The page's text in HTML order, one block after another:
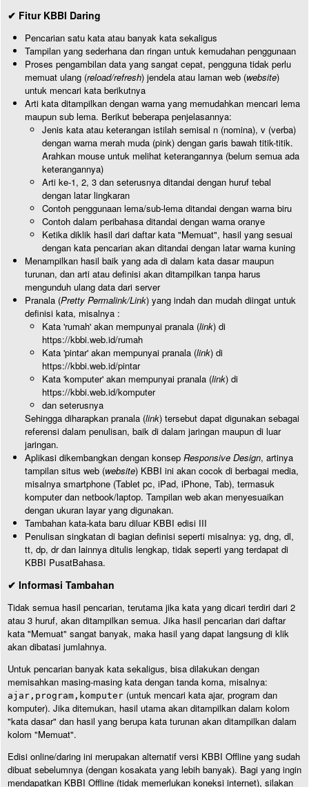
✔ Fitur KBBI Daring
Pencarian satu kata atau banyak kata sekaligus
Tampilan yang sederhana dan ringan untuk kemudahan penggunaan
Proses pengambilan data yang sangat cepat, pengguna tidak perlu
memuat ulang (reload/refresh) jendela atau laman web (website)
untuk mencari kata berikutnya
Arti kata ditampilkan dengan warna yang memudahkan mencari lema
maupun sub lema. Berikut beberapa penjelasannya:
Jenis kata atau keterangan istilah semisal n (nomina), v (verba)
dengan warna merah muda (pink) dengan garis bawah titik-titik.
Arahkan mouse untuk melihat keterangannya (belum semua ada
keterangannya)
Arti ke-1, 2, 3 dan seterusnya ditandai dengan huruf tebal
dengan latar lingkaran
Contoh penggunaan lema/sub-lema ditandai dengan warna biru
Contoh dalam peribahasa ditandai dengan warna oranye
Ketika diklik hasil dari daftar kata "Memuat", hasil yang sesuai
dengan kata pencarian akan ditandai dengan latar warna kuning
Menampilkan hasil baik yang ada di dalam kata dasar maupun
turunan, dan arti atau definisi akan ditampilkan tanpa harus
mengunduh ulang data dari server
Pranala (Pretty Permalink/Link) yang indah dan mudah diingat untuk
definisi kata, misalnya :
Kata 'rumah' akan mempunyai pranala (link) di
https://kbbi.web.id/rumah
Kata 'pintar' akan mempunyai pranala (link) di
https://kbbi.web.id/pintar
Kata 'komputer' akan mempunyai pranala (link) di
https://kbbi.web.id/komputer
dan seterusnya
Sehingga diharapkan pranala (link) tersebut dapat digunakan sebagai
referensi dalam penulisan, baik di dalam jaringan maupun di luar
jaringan.
Aplikasi dikembangkan dengan konsep Responsive Design, artinya
tampilan situs web (website) KBBI ini akan cocok di berbagai media,
misalnya smartphone (Tablet pc, iPad, iPhone, Tab), termasuk
komputer dan netbook/laptop. Tampilan web akan menyesuaikan
dengan ukuran layar yang digunakan.
Tambahan kata-kata baru diluar KBBI edisi III
Penulisan singkatan di bagian definisi seperti misalnya: yg, dng, dl,
tt, dp, dr dan lainnya ditulis lengkap, tidak seperti yang terdapat di
KBBI PusatBahasa.
✔ Informasi Tambahan
Tidak semua hasil pencarian, terutama jika kata yang dicari terdiri dari 2
atau 3 huruf, akan ditampilkan semua. Jika hasil pencarian dari daftar
kata "Memuat" sangat banyak, maka hasil yang dapat langsung di klik
akan dibatasi jumlahnya.
Untuk pencarian banyak kata sekaligus, bisa dilakukan dengan
memisahkan masing-masing kata dengan tanda koma, misalnya:
ajar,program,komputer (untuk mencari kata ajar, program dan
komputer). Jika ditemukan, hasil utama akan ditampilkan dalam kolom
"kata dasar" dan hasil yang berupa kata turunan akan ditampilkan dalam
kolom "Memuat".
Edisi online/daring ini merupakan alternatif versi KBBI Offline yang sudah
dibuat sebelumnya (dengan kosakata yang lebih banyak). Bagi yang ingin
mendapatkan KBBI Offline (tidak memerlukan koneksi internet), silakan